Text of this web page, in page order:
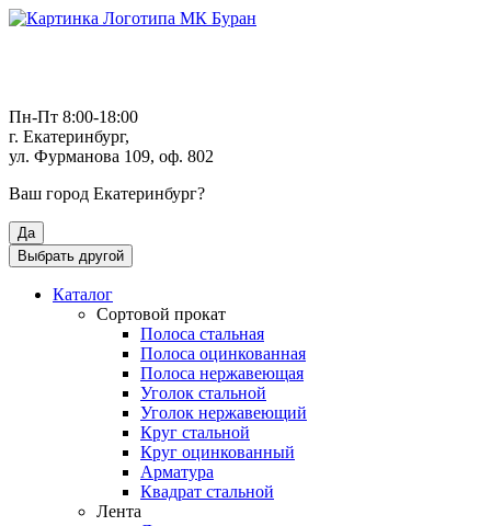
Пн-Пт 8:00-18:00
г. Екатеринбург,
ул. Фурманова 109, оф. 802
Ваш город Екатеринбург?
Да
Выбрать другой
Каталог
Сортовой прокат
Полоса стальная
Полоса оцинкованная
Полоса нержавеющая
Уголок стальной
Уголок нержавеющий
Круг стальной
Круг оцинкованный
Арматура
Квадрат стальной
Лента